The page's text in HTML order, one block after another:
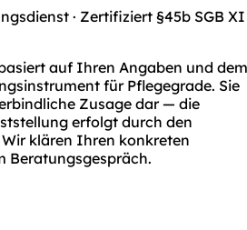
· Zertifiziert §45b SGB XI
auf Ihren Angaben und dem
für Pflegegrade. Sie
Zusage dar — die
erfolgt durch den
klären Ihren konkreten
Beratungsgespräch.